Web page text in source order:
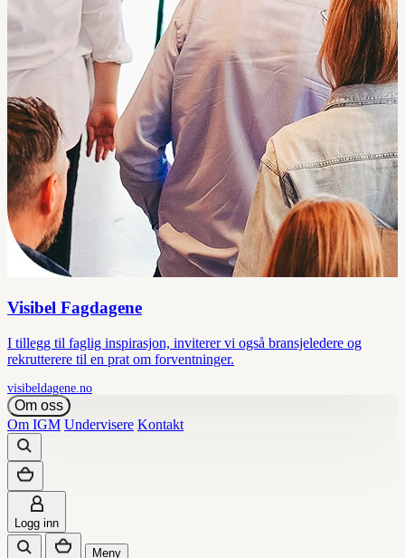
Visibel Fagdagene
I tillegg til faglig inspirasjon, inviterer vi også bransjeledere og
rekrutterere til en prat om forventninger.
visibeldagene.no
Om oss
Om IGM Undervisere Kontakt
Logg inn
Meny